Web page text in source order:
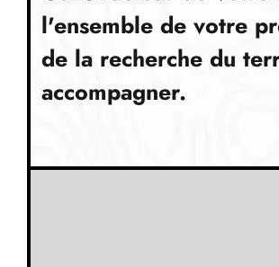
l'ensemble de votre
de la recherche du
accompagner.